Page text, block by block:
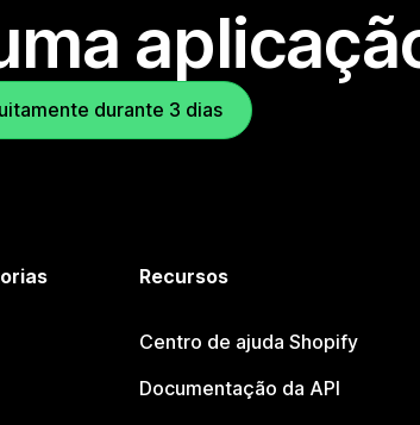
durante 3 dias
Recursos
Centro de ajuda Shopify
Documentação da API